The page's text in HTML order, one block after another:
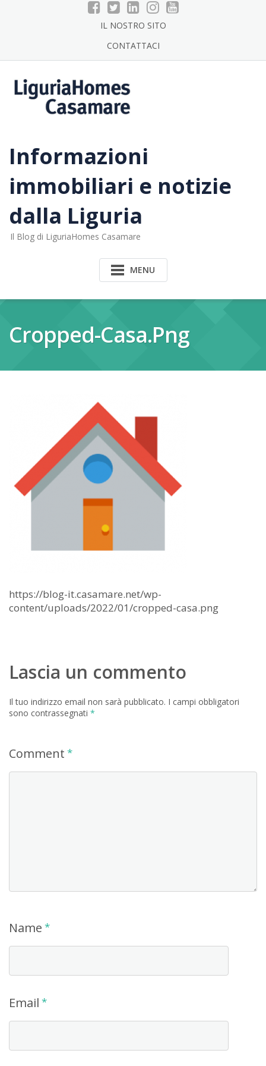
IL NOSTRO SITO
CONTATTACI
Informazioni
immobiliari e notizie
dalla Liguria
Il Blog di LiguriaHomes Casamare
MENU
Cropped-Casa.png
https://blog-it.casamare.net/wp-
content/uploads/2022/01/cropped-casa.png
Lascia un commento
Il tuo indirizzo email non sarà pubblicato. I campi obbligatori
sono contrassegnati *
Comment *
Name *
Email *